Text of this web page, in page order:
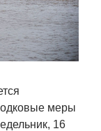
меры
16